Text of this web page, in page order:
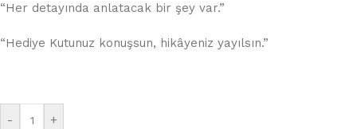
“Her detayında anlatacak bir şey var.”
“Hediye Kutunuz konuşsun, hikâyeniz yayılsın.”
- +